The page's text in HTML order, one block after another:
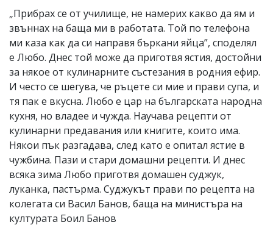
„Прибрах се от училище, не намерих какво да ям и
звъннах на баща ми в работата. Той по телефона
ми каза как да си направя бъркани яйца”, споделял
е Любо. Днес той може да приготвя ястия, достойни
за някое от кулинарните състезания в родния ефир.
И често се шегува, че ръцете си мие и прави супа, и
тя пак е вкусна. Любо е цар на българската народна
кухня, но владее и чужда. Научава рецепти от
кулинарни предавания или книгите, които има.
Някои пък разгадава, след като е опитал ястие в
чужбина. Пази и стари домашни рецепти. И днес
всяка зима Любо приготвя домашен суджук,
луканка, пастърма. Суджукът прави по рецепта на
колегата си Васил Банов, баща на министъра на
културата Боил Банов